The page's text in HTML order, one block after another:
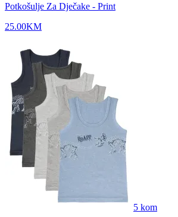
Potkošulje Za Dječake - Print
25.00KM
5 kom